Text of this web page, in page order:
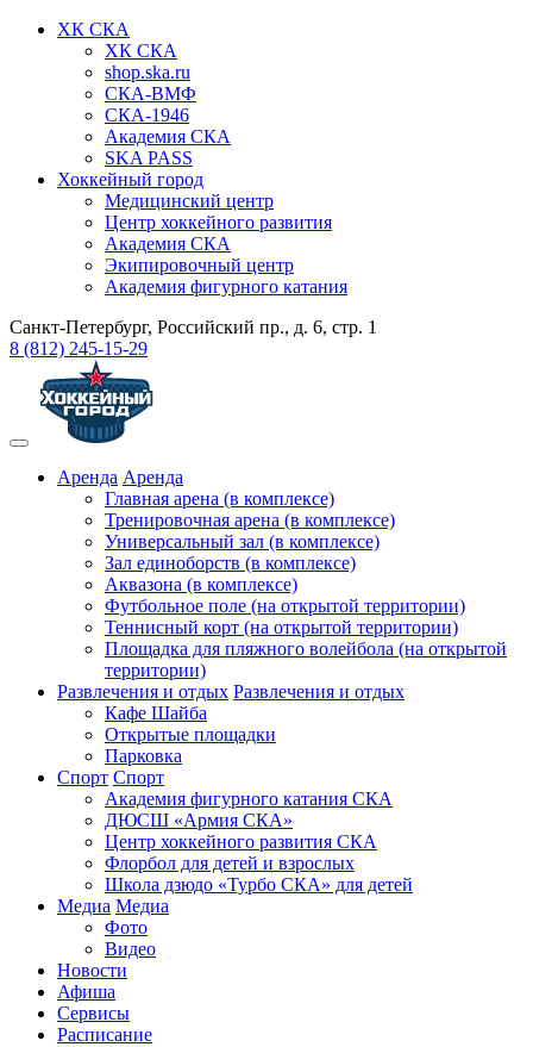
ХК СКА
ХК СКА
shop.ska.ru
СКА-ВМФ
СКА-1946
Академия СКА
SKA PASS
Хоккейный город
Медицинский центр
Центр хоккейного развития
Академия СКА
Экипировочный центр
Академия фигурного катания
Санкт-Петербург, Российский пр., д. 6, стр. 1
8 (812) 245-15-29
Аренда Аренда
Главная арена (в комплексе)
Тренировочная арена (в комплексе)
Универсальный зал (в комплексе)
Зал единоборств (в комплексе)
Аквазона (в комплексе)
Футбольное поле (на открытой территории)
Теннисный корт (на открытой территории)
Площадка для пляжного волейбола (на открытой
территории)
Развлечения и отдых Развлечения и отдых
Кафе Шайба
Открытые площадки
Парковка
Спорт Спорт
Академия фигурного катания СКА
ДЮСШ «Армия СКА»
Центр хоккейного развития СКА
Флорбол для детей и взрослых
Школа дзюдо «Турбо СКА» для детей
Медиа Медиа
Фото
Видео
Новости
Афиша
Сервисы
Расписание